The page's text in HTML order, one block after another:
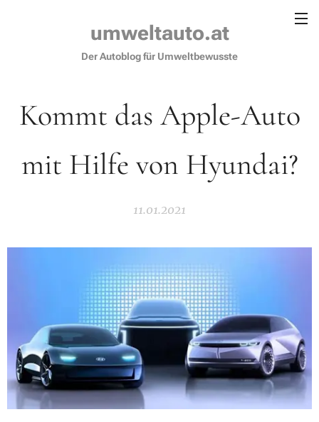
umweltauto.at
Der Autoblog für Umweltbewusste
Kommt das Apple-Auto
mit Hilfe von Hyundai?
11.01.2021